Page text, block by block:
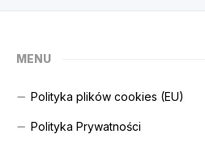
MENU
Polityka plików cookies (EU)
Polityka Prywatności